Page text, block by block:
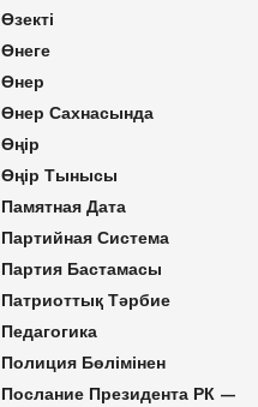
Өзекті
Өнеге
Өнер
Өнер Сахнасында
Өңір
Өңір Тынысы
Памятная Дата
Партийная Система
Партия Бастамасы
Патриоттық Тәрбие
Педагогика
Полиция Бөлімінен
Послание Президента РК —